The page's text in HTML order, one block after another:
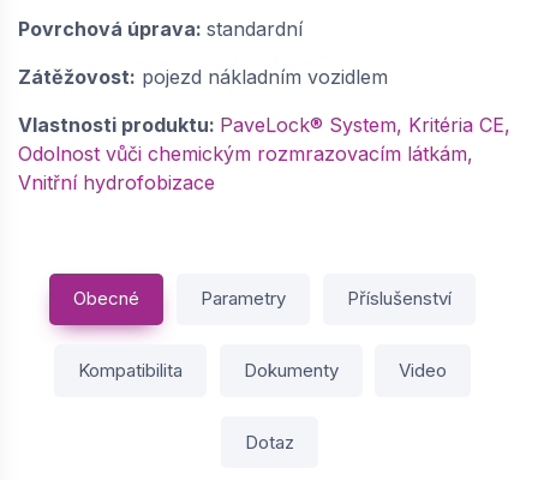
dodání do cca 6 týdnů
543, 60Kč / m2
− +
Povrchová úprava: standardní
Zátěžovost: pojezd nákladním vozidlem
Vlastnosti produktu: PaveLock® System, Kritéria CE,
Odolnost vůči chemickým rozmrazovacím látkám,
Vnitřní hydrofobizace
Obecné Parametry Příslušenství
Kompatibilita Dokumenty Video
Dotaz